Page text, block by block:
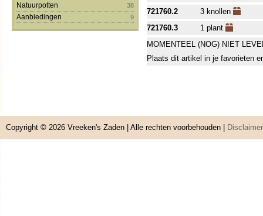
Natuurpotten 38
Aanbiedingen 9
721760.2
3 knollen
721760.3
1 plant
MOMENTEEL (NOG) NIET
Plaats dit artikel in je favorieten
Copyright © 2026 Vreeken's Zaden | Alle rechten voorbehouden | Disclaimer